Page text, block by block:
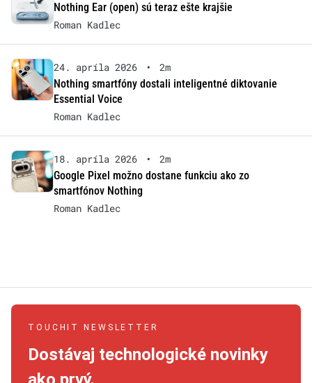
Nothing Ear (open) sú teraz ešte krajšie
Roman Kadlec
24. apríla 2026 •
2m
Nothing smartfóny dostali inteligentné diktovanie
Essential Voice
Roman Kadlec
18. apríla 2026 •
2m
Google Pixel možno dostane funkciu ako zo
smartfónov Nothing
Roman Kadlec
TOUCHIT NEWSLETTER
Dostávaj technologické novinky